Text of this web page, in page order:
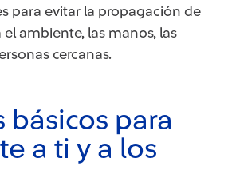
para evitar la propagación de
ambiente, las manos, las
cercanas.
básicos para
a ti y a los